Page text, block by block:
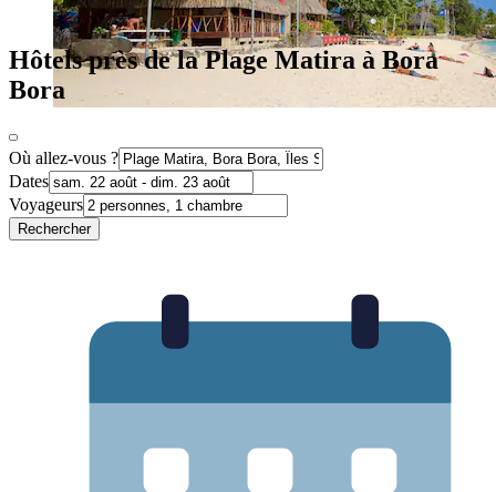
Hôtels près de la Plage Matira à Bora
Bora
Où allez-vous ?
Dates
Voyageurs
Rechercher